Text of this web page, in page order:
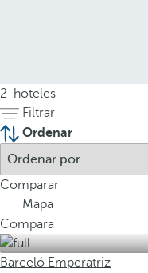
2
hoteles
Filtrar
Ordenar
Comparar
Mapa
Compara
Barceló Emperatriz